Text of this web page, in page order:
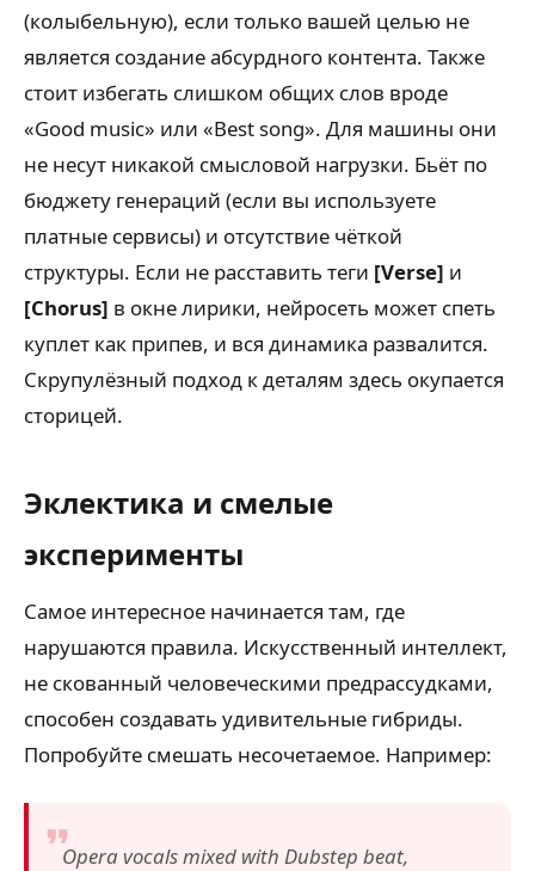
(колыбельную), если только вашей целью не
является создание абсурдного контента. Также
стоит избегать слишком общих слов вроде
«Good music» или «Best song». Для машины они
не несут никакой смысловой нагрузки. Бьёт по
бюджету генераций (если вы используете
платные сервисы) и отсутствие чёткой
структуры. Если не расставить теги [Verse] и
[Chorus] в окне лирики, нейросеть может спеть
куплет как припев, и вся динамика развалится.
Скрупулёзный подход к деталям здесь окупается
сторицей.
Эклектика и смелые
эксперименты
Самое интересное начинается там, где
нарушаются правила. Искусственный интеллект,
не скованный человеческими предрассудками,
способен создавать удивительные гибриды.
Попробуйте смешать несочетаемое. Например:
Opera vocals mixed with Dubstep beat,